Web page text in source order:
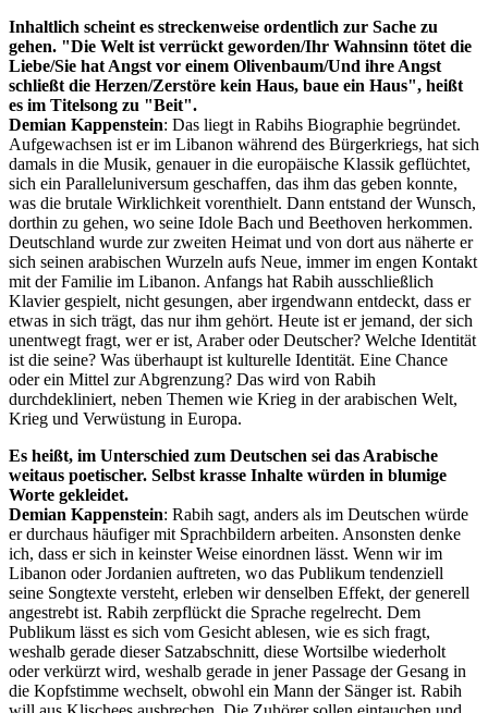
Inhaltlich scheint es streckenweise ordentlich zur Sache zu
gehen. "Die Welt ist verrückt geworden/Ihr Wahnsinn tötet die
Liebe/Sie hat Angst vor einem Olivenbaum/Und ihre Angst
schließt die Herzen/Zerstöre kein Haus, baue ein Haus", heißt
es im Titelsong zu "Beit".
Demian Kappenstein: Das liegt in Rabihs Biographie begründet.
Aufgewachsen ist er im Libanon während des Bürgerkriegs, hat sich
damals in die Musik, genauer in die europäische Klassik geflüchtet,
sich ein Paralleluniversum geschaffen, das ihm das geben konnte,
was die brutale Wirklichkeit vorenthielt. Dann entstand der Wunsch,
dorthin zu gehen, wo seine Idole Bach und Beethoven herkommen.
Deutschland wurde zur zweiten Heimat und von dort aus näherte er
sich seinen arabischen Wurzeln aufs Neue, immer im engen Kontakt
mit der Familie im Libanon. Anfangs hat Rabih ausschließlich
Klavier gespielt, nicht gesungen, aber irgendwann entdeckt, dass er
etwas in sich trägt, das nur ihm gehört. Heute ist er jemand, der sich
unentwegt fragt, wer er ist, Araber oder Deutscher? Welche Identität
ist die seine? Was überhaupt ist kulturelle Identität. Eine Chance
oder ein Mittel zur Abgrenzung? Das wird von Rabih
durchdekliniert, neben Themen wie Krieg in der arabischen Welt,
Krieg und Verwüstung in Europa.
Es heißt, im Unterschied zum Deutschen sei das Arabische
weitaus poetischer. Selbst krasse Inhalte würden in blumige
Worte gekleidet.
Demian Kappenstein: Rabih sagt, anders als im Deutschen würde
er durchaus häufiger mit Sprachbildern arbeiten. Ansonsten denke
ich, dass er sich in keinster Weise einordnen lässt. Wenn wir im
Libanon oder Jordanien auftreten, wo das Publikum tendenziell
seine Songtexte versteht, erleben wir denselben Effekt, der generell
angestrebt ist. Rabih zerpflückt die Sprache regelrecht. Dem
Publikum lässt es sich vom Gesicht ablesen, wie es sich fragt,
weshalb gerade dieser Satzabschnitt, diese Wortsilbe wiederholt
oder verkürzt wird, weshalb gerade in jener Passage der Gesang in
die Kopfstimme wechselt, obwohl ein Mann der Sänger ist. Rabih